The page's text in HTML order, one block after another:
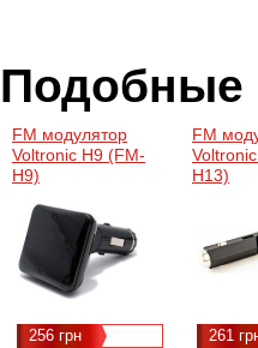
Подобные
FM модулятор
Voltronic H9 (FM-
H9)
256 грн
FM
H13)
261